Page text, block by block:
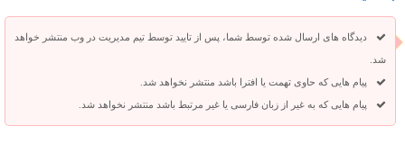
دیدگاه های ارسال شده توسط شما، پس از تایید توسط تیم مدیریت در وب منتشر خواهد
شد.
پیام هایی که حاوی تهمت یا افترا باشد منتشر نخواهد شد.
پیام هایی که به غیر از زبان فارسی یا غیر مرتبط باشد منتشر نخواهد شد.